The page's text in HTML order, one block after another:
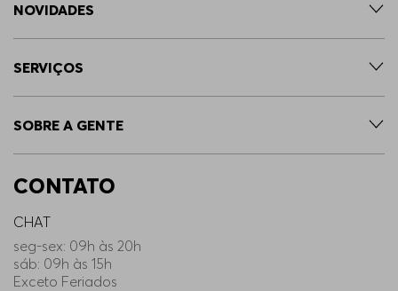
NOVIDADES
SERVIÇOS
SOBRE A GENTE
CONTATO
CHAT
seg-sex: 09h às 20h
sáb: 09h às 15h
Exceto Feriados